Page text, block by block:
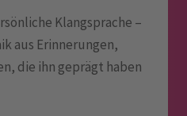
Klangsprache –
aus Erinnerungen,
die ihn geprägt haben